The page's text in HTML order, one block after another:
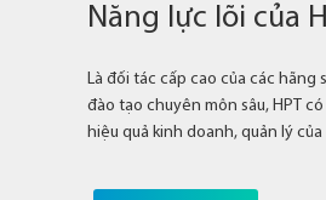
Năng lực lõi của
Là đối tác cấp cao của các hãng
đào tạo chuyên môn sâu, HPT
hiệu quả kinh doanh, quản lý